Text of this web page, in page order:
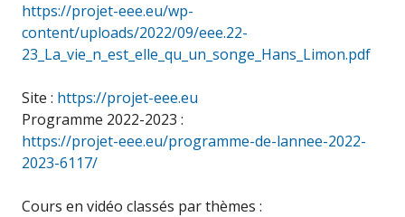
https://projet-eee.eu/wp-
content/uploads/2022/09/eee.22-
23_La_vie_n_est_elle_qu_un_songe_Hans_Limon.pdf
Site : https://projet-eee.eu
Programme 2022-2023 :
https://projet-eee.eu/programme-de-lannee-2022-
2023-6117/
Cours en vidéo classés par thèmes :